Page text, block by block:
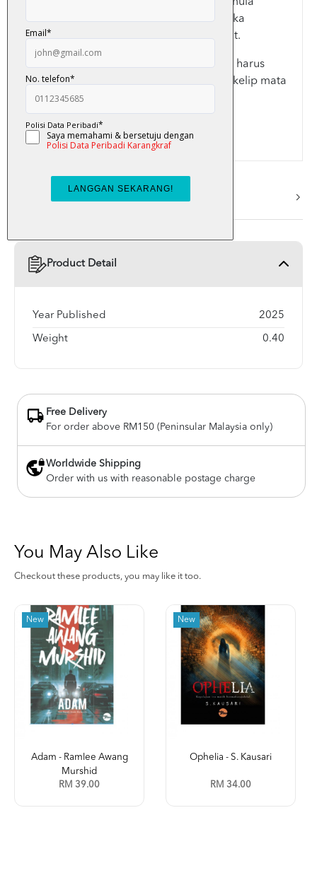
Satu tragedi menimpa. Pendirian Fuad mula
goyah. Rahsia yang terbongkar membuka
matanya tentang ancaman lebih dahsyat.
Tahun 2097, masa semakin suntuk. Fuad harus
segera bertindak kerana seperti bah, sekelip mata
semuanya boleh musnah.
More Info
Product Detail
Year Published 2025
Weight 0.40
Free Delivery
For order above RM150 (Peninsular Malaysia only)
Worldwide Shipping
Order with us with reasonable postage charge
You May Also Like
Checkout these products, you may like it too.
New
Adam - Ramlee Awang
Murshid
RM 39.00
New
Ophelia - S. Kausari
RM 34.00